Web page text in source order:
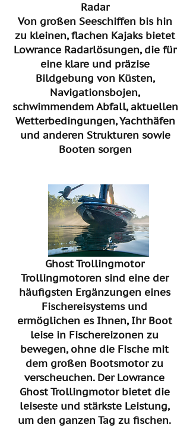
Radar
Von großen Seeschiffen bis hin
zu kleinen, flachen Kajaks bietet
Lowrance Radarlösungen, die für
eine klare und präzise
Bildgebung von Küsten,
Navigationsbojen,
schwimmendem Abfall, aktuellen
Wetterbedingungen, Yachthäfen
und anderen Strukturen sowie
Booten sorgen
Ghost Trollingmotor
Trollingmotoren sind eine der
häufigsten Ergänzungen eines
Fischereisystems und
ermöglichen es Ihnen, Ihr Boot
leise in Fischereizonen zu
bewegen, ohne die Fische mit
dem großen Bootsmotor zu
verscheuchen. Der Lowrance
Ghost Trollingmotor bietet die
leiseste und stärkste Leistung,
um den ganzen Tag zu fischen.